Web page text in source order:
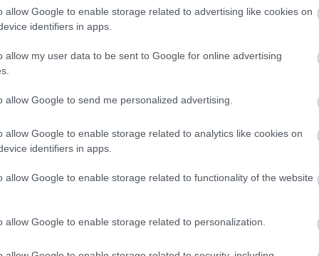
allow Google to enable storage related to advertising like cookies on
identifiers in apps.
allow my user data to be sent to Google for online advertising
allow Google to send me personalized advertising.
allow Google to enable storage related to analytics like cookies on
identifiers in apps.
allow Google to enable storage related to functionality of the website
allow Google to enable storage related to personalization.
szintén visszatérő rigmust, de Péter
„Van nekünk pár desszertünk, amire
dedikálhatnánk. De ezek között nincs ott a
magyar édesség sem jut eszembe, amivel
lehetne adni. Van, aki a dobos tortára
Rigó Jancsi Nap is furcsa lenne.
tagadhatatlan, hogy a ’hazai’, az ’itthon
hívószavai. Többen is kísérleteztek (pl.
macaronra. Üdvös és támogatandó
funkcionál. Igen, nagyon jó dolognak
legyen az egy nemzet vagy brand vagy
tavalyi Budai Gourmet-n a